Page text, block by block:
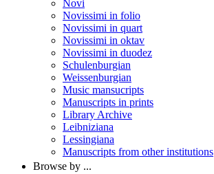
Novi
Novissimi in folio
Novissimi in quart
Novissimi in oktav
Novissimi in duodez
Schulenburgian
Weissenburgian
Music mansucripts
Manuscripts in prints
Library Archive
Leibniziana
Lessingiana
Manuscripts from other institutions
Browse by ...